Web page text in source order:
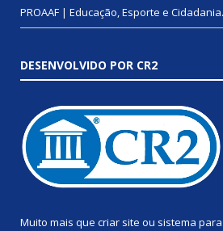
PROAAF | Educação, Esporte e Cidadania.
DESENVOLVIDO POR CR2
Muito mais que criar site ou sistema